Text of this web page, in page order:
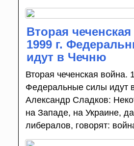
Вторая
1999 г.
идут в Чечню
Вторая чеченская война.
Федеральные силы идут
Александр Сладков:
на Западе, на Украине,
либералов, говорят: